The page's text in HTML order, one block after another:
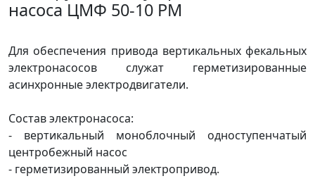
насоса ЦМФ 50-10 РМ
Для обеспечения привода вертикальных фекальных
электронасосов служат герметизированные
асинхронные электродвигатели.
Состав электронасоса:
- вертикальный моноблочный одноступенчатый
центробежный насос
- герметизированный электропривод.